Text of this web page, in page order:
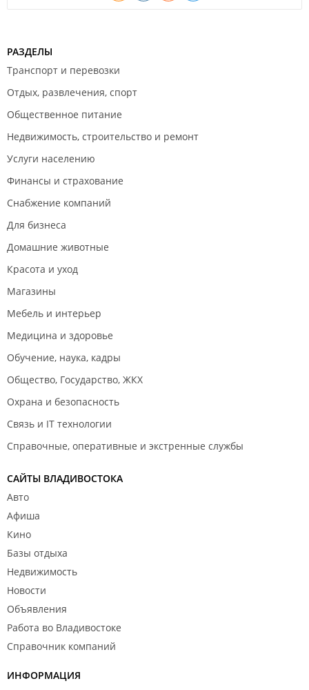
РАЗДЕЛЫ
Транспорт и перевозки
Отдых, развлечения, спорт
Общественное питание
Недвижимость, строительство и ремонт
Услуги населению
Финансы и страхование
Снабжение компаний
Для бизнеса
Домашние животные
Красота и уход
Магазины
Мебель и интерьер
Медицина и здоровье
Обучение, наука, кадры
Общество, Государство, ЖКХ
Охрана и безопасность
Связь и IT технологии
Справочные, оперативные и экстренные службы
САЙТЫ ВЛАДИВОСТОКА
Авто
Афиша
Кино
Базы отдыха
Недвижимость
Новости
Объявления
Работа во Владивостоке
Справочник компаний
ИНФОРМАЦИЯ